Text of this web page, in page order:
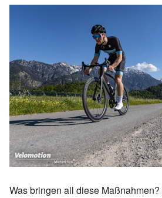
Was bringen all diese